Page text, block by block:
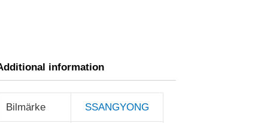
information
Bilmärke SSANGYONG